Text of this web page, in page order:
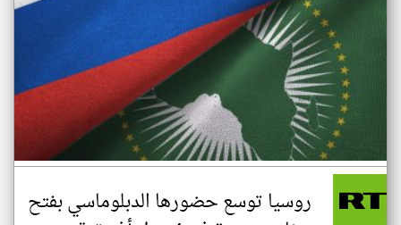
روسيا توسع حضورها الدبلوماسي بفتح